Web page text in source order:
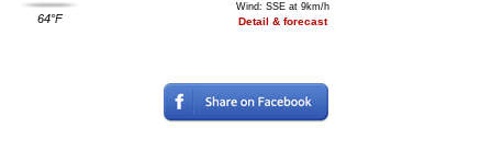
64°F
Wind: SSE at 9km/h
Detail & forecast